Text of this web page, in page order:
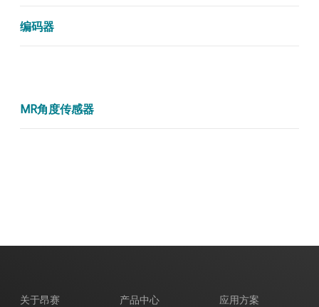
编码器
MR角度传感器
关于昂赛 产品中心 应用方案